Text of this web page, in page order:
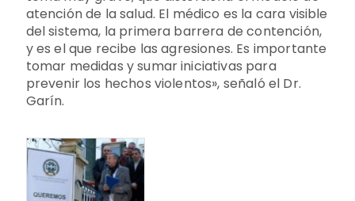
atención de la salud. El médico es la cara visible
del sistema, la primera barrera de contención,
y es el que recibe las agresiones. Es importante
tomar medidas y sumar iniciativas para
prevenir los hechos violentos», señaló el Dr.
Garín.